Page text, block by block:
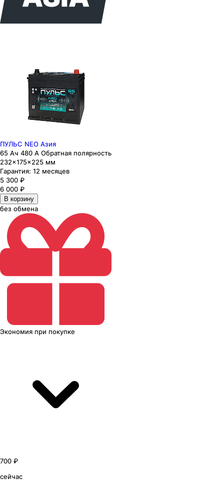
ПУЛЬС NEO Азия
65 Ач 480 А Обратная полярность
232×175×225 мм
Гарантия: 12 месяцев
5 300 ₽
6 000 ₽
В корзину
без обмена
Экономия при покупке
700 ₽
сейчас